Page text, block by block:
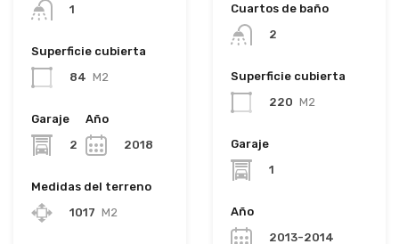
1
Superficie cubierta
84 M2
Garaje
2
Año
2018
Medidas del terreno
1017 M2
Cuartos de baño
2
Superficie cubierta
220 M2
Garaje
1
Año
2013-2014